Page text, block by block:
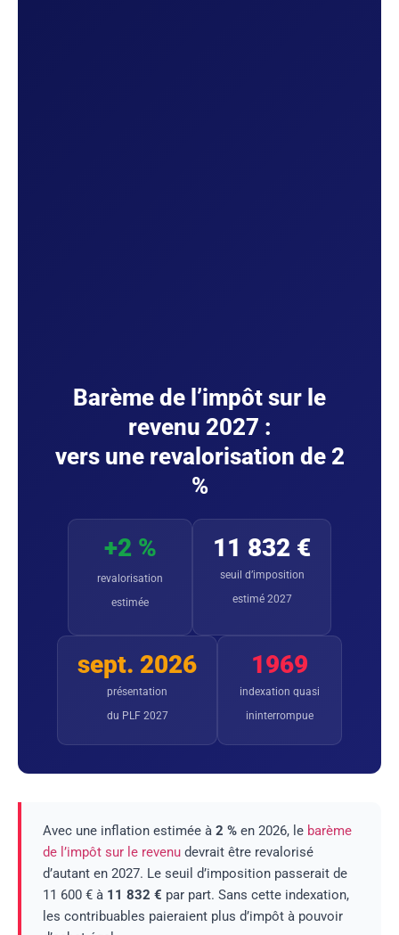
Barème de l’impôt sur le
revenu 2027 :
vers une revalorisation de 2
%
+2 %
revalorisation
estimée
11 832 €
seuil d’imposition
estimé 2027
sept. 2026
présentation
du PLF 2027
1969
indexation quasi
ininterrompue
Avec une inflation estimée à 2 % en 2026, le barème
de l’impôt sur le revenu devrait être revalorisé
d’autant en 2027. Le seuil d’imposition passerait de
11 600 € à 11 832 € par part. Sans cette indexation,
les contribuables paieraient plus d’impôt à pouvoir